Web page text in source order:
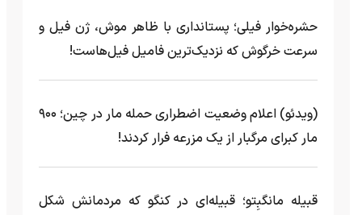
حشره‌خوار فیلی؛ پستانداری با ظاهر موش، ژن فیل و
سرعت خرگوش که نزدیک‌ترین فامیل فیل‌هاست!
(ویدئو) اعلام وضعیت اضطراری حمله مار‌ در چین؛ ۹۰۰
مار کبرای مرگبار از یک مزرعه‌ فرار کردند!
قبیله مانگبِتو؛ قبیله‌ای در کنگو که مردمانش شکل